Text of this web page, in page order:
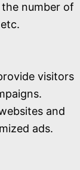
number of
visitors
and
ads.